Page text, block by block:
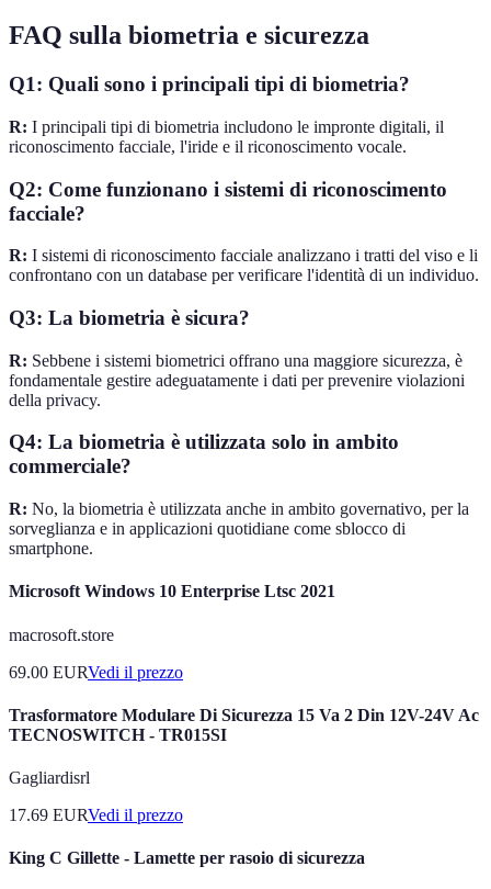
FAQ sulla biometria e sicurezza
Q1: Quali sono i principali tipi di biometria?
R: I principali tipi di biometria includono le impronte digitali, il
riconoscimento facciale, l'iride e il riconoscimento vocale.
Q2: Come funzionano i sistemi di riconoscimento
facciale?
R: I sistemi di riconoscimento facciale analizzano i tratti del viso e li
confrontano con un database per verificare l'identità di un individuo.
Q3: La biometria è sicura?
R: Sebbene i sistemi biometrici offrano una maggiore sicurezza, è
fondamentale gestire adeguatamente i dati per prevenire violazioni
della privacy.
Q4: La biometria è utilizzata solo in ambito
commerciale?
R: No, la biometria è utilizzata anche in ambito governativo, per la
sorveglianza e in applicazioni quotidiane come sblocco di
smartphone.
Microsoft Windows 10 Enterprise Ltsc 2021
macrosoft.store
69.00 EURVedi il prezzo
Trasformatore Modulare Di Sicurezza 15 Va 2 Din 12V-24V Ac
TECNOSWITCH - TR015SI
Gagliardisrl
17.69 EURVedi il prezzo
King C Gillette - Lamette per rasoio di sicurezza